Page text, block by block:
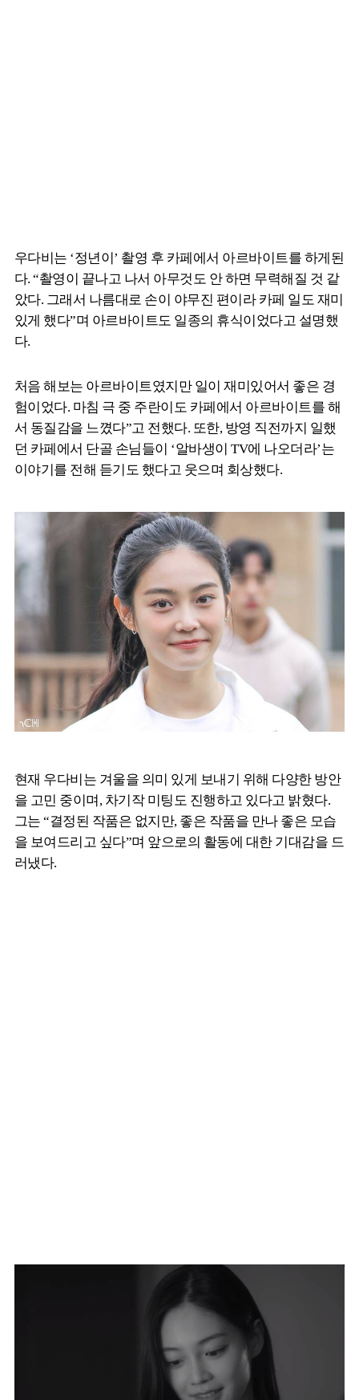
우다비는 ‘정년이’ 촬영 후 카페에서 아르바이트를 하게된
다. “촬영이 끝나고 나서 아무것도 안 하면 무력해질 것 같
았다. 그래서 나름대로 손이 야무진 편이라 카페 일도 재미
있게 했다”며 아르바이트도 일종의 휴식이었다고 설명했
다.
처음 해보는 아르바이트였지만 일이 재미있어서 좋은 경
험이었다. 마침 극 중 주란이도 카페에서 아르바이트를 해
서 동질감을 느꼈다”고 전했다. 또한, 방영 직전까지 일했
던 카페에서 단골 손님들이 ‘알바생이 TV에 나오더라’는
이야기를 전해 듣기도 했다고 웃으며 회상했다.
현재 우다비는 겨울을 의미 있게 보내기 위해 다양한 방안
을 고민 중이며, 차기작 미팅도 진행하고 있다고 밝혔다.
그는 “결정된 작품은 없지만, 좋은 작품을 만나 좋은 모습
을 보여드리고 싶다”며 앞으로의 활동에 대한 기대감을 드
러냈다.